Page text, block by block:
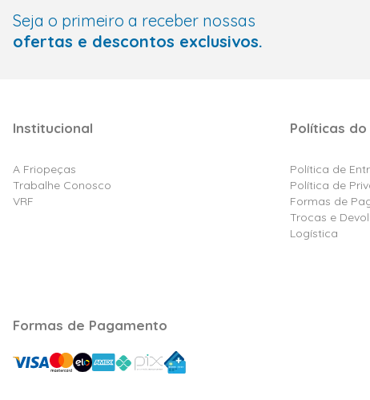
Seja o primeiro a receber nossas
ofertas e descontos exclusivos.
Institucional
A Friopeças
Trabalhe Conosco
VRF
Políticas
Política de
Política de
Formas de
Trocas e
Logística
Formas de Pagamento